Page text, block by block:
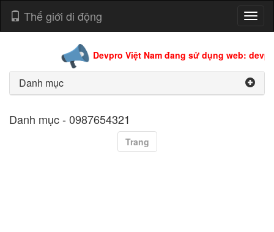
Thế giới di động
Devpro Việt Nam đang sử dụng web:
Danh mục
Danh mục - 0987654321
Trang